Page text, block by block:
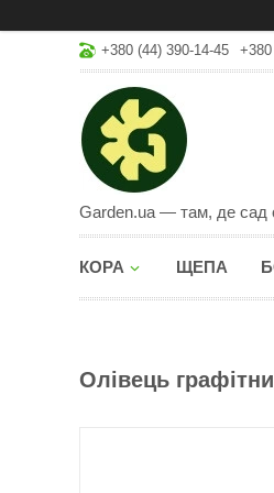
+380 (44) 390-14-45
Garden.ua — там, де сад
КОРА ЩЕПА
Олівець